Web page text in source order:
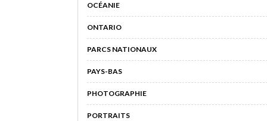
OCÉANIE
ONTARIO
PARCS NATIONAUX
PAYS-BAS
PHOTOGRAPHIE
PORTRAITS